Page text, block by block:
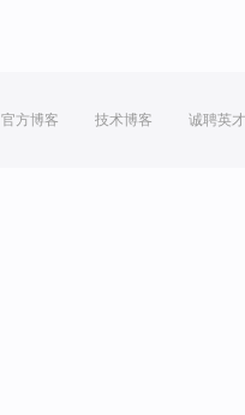
官方博客 技术博客 诚聘英才